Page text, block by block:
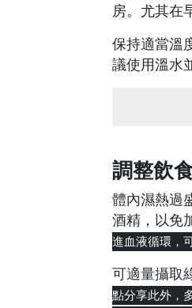
房。尤其在
保持適當溫
議使用溫水
調整飲
體內濕熱過
酒精，以免
進血液循環，
可適量攝取
點分享此外，